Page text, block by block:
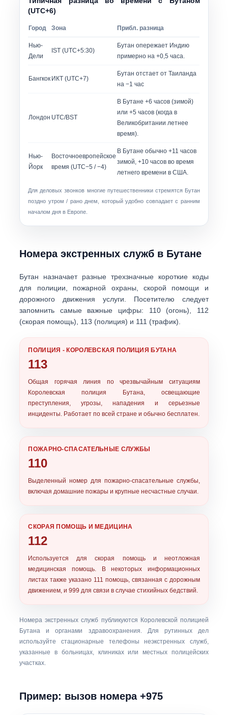
(UTC+6)
Город Зона Прибл. разница
Нью-
Дели
IST (UTC+5:30)
Бутан опережает Индию
примерно на +0,5 часа.
Бангкок ИКТ (UTC+7)
Бутан отстает от Таиланда
на −1 час
Лондон UTC/BST
В Бутане +6 часов (зимой)
или +5 часов (когда в
Великобритании летнее
время).
Нью-
Йорк
Восточноевропейское
время (UTC−5 / −4)
В Бутане обычно +11 часов
зимой, +10 часов во время
летнего времени в США.
Для деловых звонков многие путешественники стремятся Бутан
поздно утром / рано днем
, который удобно совпадает с ранним
началом дня в Европе.
Номера экстренных служб в Бутане
Бутан назначает разные трехзначные короткие коды
для полиции, пожарной охраны, скорой помощи и
дорожного движения услуги. Посетителю следует
запомнить самые важные цифры: 110 (огонь)
112
(скорая помощь)
113 (полиция) и 111 (трафик)
ПОЛИЦИЯ - КОРОЛЕВСКАЯ ПОЛИЦИЯ БУТАНА
113
Общая горячая линия по чрезвычайным ситуациям
Королевская полиция Бутана, освещающие
преступления, угрозы, нападения и серьезные
инциденты. Работает по всей стране и обычно бесплатен.
ПОЖАРНО-СПАСАТЕЛЬНЫЕ СЛУЖБЫ
110
Выделенный номер для пожарно-спасательные службы,
включая домашние пожары и крупные несчастные случаи.
СКОРАЯ ПОМОЩЬ И МЕДИЦИНА
112
Используется дляскорая помощь и неотложная
медицинская помощь. В некоторых информационных
листах также указано 111 помощь, связанная с дорожным
движением, и 999 для связи в случае стихийных бедствий.
Номера экстренных служб публикуются Королевской полицией
Бутана и органами здравоохранения. Для рутинных дел
используйте стационарные телефоны неэкстренных служб,
указанные в больницах, клиниках или местных полицейских
участках.
Пример: вызов номера +975